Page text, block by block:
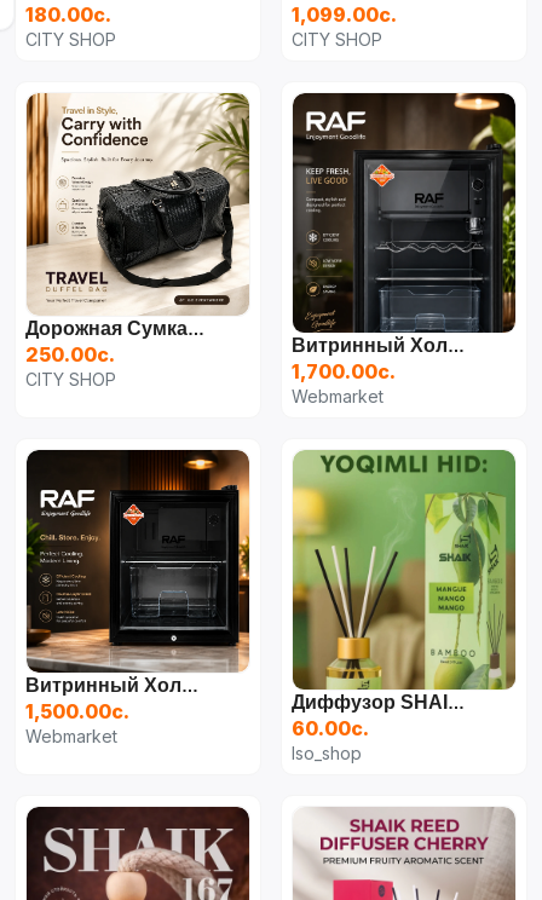
180.00с.
CITY SHOP
1,099.00с.
CITY SHOP
Дорожная Сумка-Дафл С Премиальным Плетеным Дизайном
250.00с.
CITY SHOP
Витринный Холодильник RAF Beverage Cabinet 68L (R.13065)
1,700.00с.
Webmarket
Витринный Холодильник RAF Beverage Cabinet 48L (R.13064)
1,500.00с.
Webmarket
Диффузор SHAIK Reed Diffuser
60.00с.
Iso_shop